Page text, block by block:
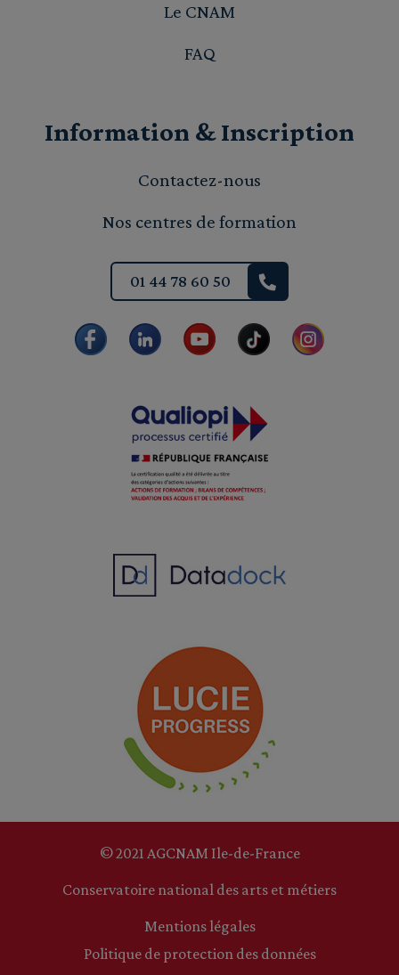
Le CNAM
FAQ
Information & Inscription
Contactez-nous
Nos centres de formation
01 44 78 60 50
© 2021 AGCNAM Ile-de-France
Conservatoire national des arts et métiers
Mentions légales
Politique de protection des données